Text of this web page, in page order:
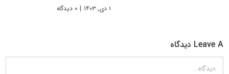
۱ دی, ۱۴۰۳ | ۰ دیدگاه
Leave A دیدگاه
دیدگاه